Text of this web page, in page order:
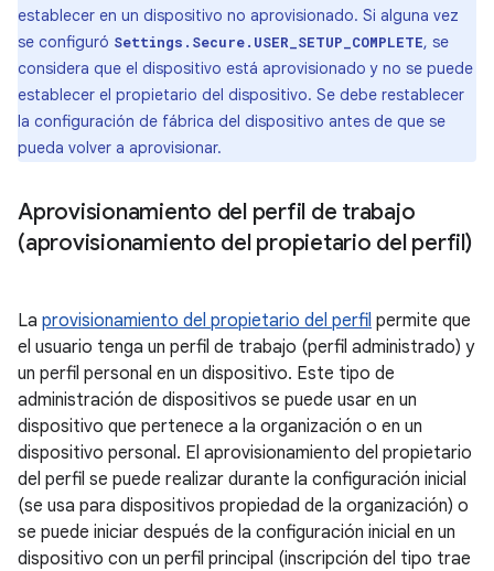
establecer en un dispositivo no aprovisionado. Si alguna vez
se configuró Settings.Secure.USER_SETUP_COMPLETE, se
considera que el dispositivo está aprovisionado y no se puede
establecer el propietario del dispositivo. Se debe restablecer
la configuración de fábrica del dispositivo antes de que se
pueda volver a aprovisionar.
Aprovisionamiento del perfil de trabajo
(aprovisionamiento del propietario del perfil)
La provisionamiento del propietario del perfil permite que
el usuario tenga un perfil de trabajo (perfil administrado) y
un perfil personal en un dispositivo. Este tipo de
administración de dispositivos se puede usar en un
dispositivo que pertenece a la organización o en un
dispositivo personal. El aprovisionamiento del propietario
del perfil se puede realizar durante la configuración inicial
(se usa para dispositivos propiedad de la organización) o
se puede iniciar después de la configuración inicial en un
dispositivo con un perfil principal (inscripción del tipo trae